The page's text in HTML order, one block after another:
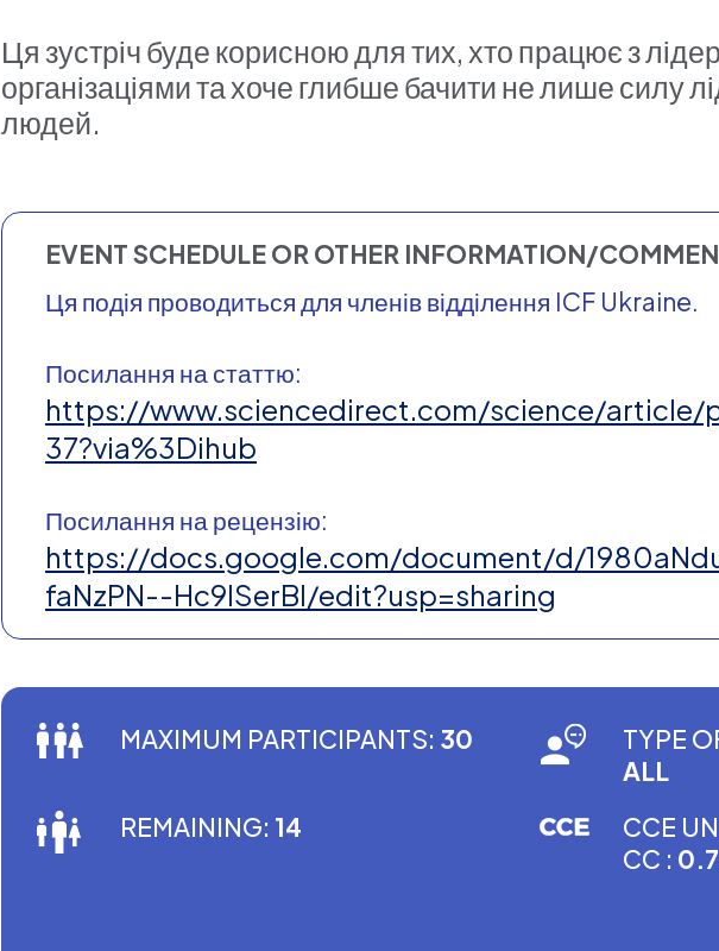
Ця зустріч буде корисною для тих, хто працює з
організаціями та хоче глибше бачити не лише силу
людей.
EVENT SCHEDULE OR OTHER INFORMATION/
Ця подія проводиться для членів відділення ICF Ukraine.
Посилання на статтю:
https://www.sciencedirect.com/science/article/
37?via%3Dihub
Посилання на рецензію:
https://docs.google.com/document/d/
faNzPN--Hc9lSerBI/edit?usp=sharing
MAXIMUM PARTICIPANTS: 30
TYPE
ALL
REMAINING: 14
CCE
CC :